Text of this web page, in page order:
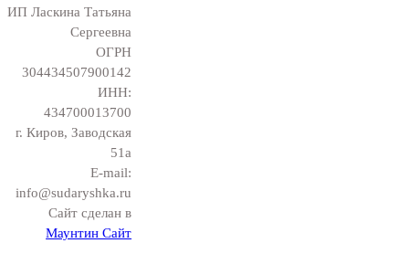
ИП Ласкина Татьяна
Сергеевна
ОГРН
304434507900142
ИНН:
434700013700
г. Киров, Заводская
51а
E-mail:
info@sudaryshka.ru
Сайт сделан в
Маунтин Сайт